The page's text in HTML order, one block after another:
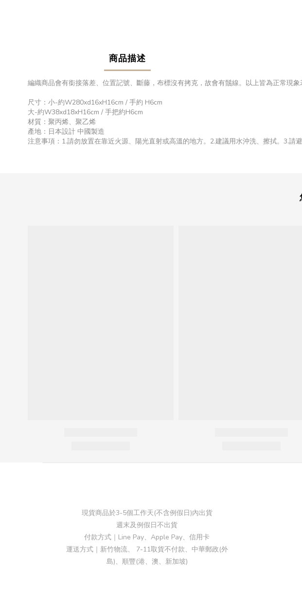
商品描述
編織商品會有銜接落差、位置記號、斷藤，布標沒有拷克，故會有鬚線。以上皆為正常現象
尺寸：小-約W280xd16xH16cm / 手約 H6cm
大-約W38xd18xH16cm / 手把約H6cm
材質：聚丙烯、聚乙烯
產地：日本設計 中國製造
注意事項：1.請勿放置在靠近火源、陽光直射或高溫的地方。2.建議用水沖洗、擦拭。3.請
現貨商品於3-5個工作天(不含例假日)內出貨
週末及例假日不出貨
付款方式｜Line Pay、Apple Pay、信用卡
運送方式｜新竹物流、 7-11取貨不付款、中華郵政(外
島)、順豐(港、澳、新加坡)